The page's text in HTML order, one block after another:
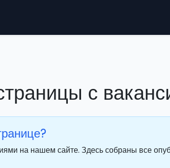
с
на нашем сайте. Здесь собраны все